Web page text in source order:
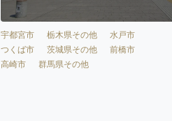
宇都宮市 栃木県その他
水戸市
つくば市
茨城県その他
前橋市
高崎市
群馬県その他